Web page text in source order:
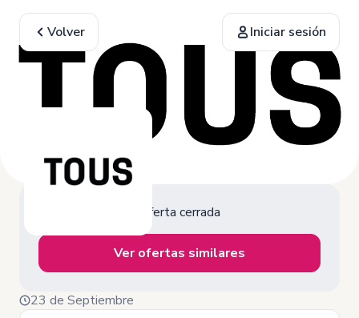
Volver Iniciar sesión
Oferta cerrada
Ver ofertas similares
23 de Septiembre